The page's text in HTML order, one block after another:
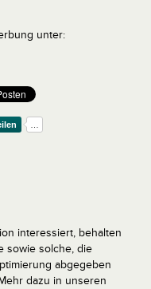
unter:
interessiert, behalten
sowie solche, die
abgegeben
dazu in unseren